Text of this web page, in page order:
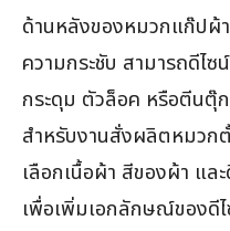
ด้านหลังของหมวกแก๊ปผ้
ความกระชับ สามารถดีไซ
กระดุม ตัวล็อค หรือตีนตุ๊
สำหรับงานสั่งผลิตหมวก
เลือกเนื้อผ้า สีของผ้า แ
เพื่อเพิ่มเอกลักษณ์ของดีไ